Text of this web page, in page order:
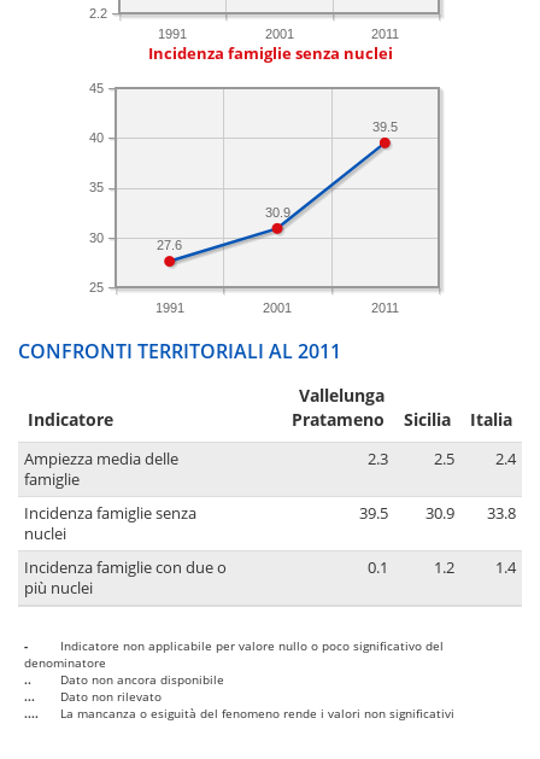
1991 2001 2011
2.2
Incidenza famiglie senza nuclei
1991 2001 2011
25
30
35
40
45
39.5
30.9
27.6
CONFRONTI TERRITORIALI AL 2011
Indicatore
Vallelunga
Pratameno
Sicilia Italia
Ampiezza media delle
famiglie
2.3 2.5 2.4
Incidenza famiglie senza
nuclei
39.5 30.9 33.8
Incidenza famiglie con due o
più nuclei
0.1 1.2 1.4
-
Indicatore non applicabile per valore nullo o poco significativo del
denominatore
..
Dato non ancora disponibile
...
Dato non rilevato
....
La mancanza o esiguità del fenomeno rende i valori non significativi